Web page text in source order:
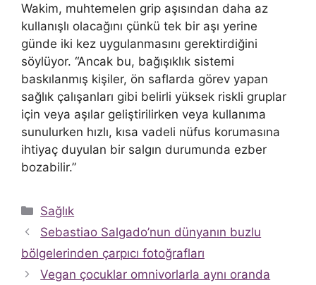
Wakim, muhtemelen grip aşısından daha az
kullanışlı olacağını çünkü tek bir aşı yerine
günde iki kez uygulanmasını gerektirdiğini
söylüyor. “Ancak bu, bağışıklık sistemi
baskılanmış kişiler, ön saflarda görev yapan
sağlık çalışanları gibi belirli yüksek riskli gruplar
için veya aşılar geliştirilirken veya kullanıma
sunulurken hızlı, kısa vadeli nüfus korumasına
ihtiyaç duyulan bir salgın durumunda ezber
bozabilir.”
Kategoriler
Sağlık
Sebastiao Salgado’nun dünyanın buzlu
bölgelerinden çarpıcı fotoğrafları
Vegan çocuklar omnivorlarla aynı oranda